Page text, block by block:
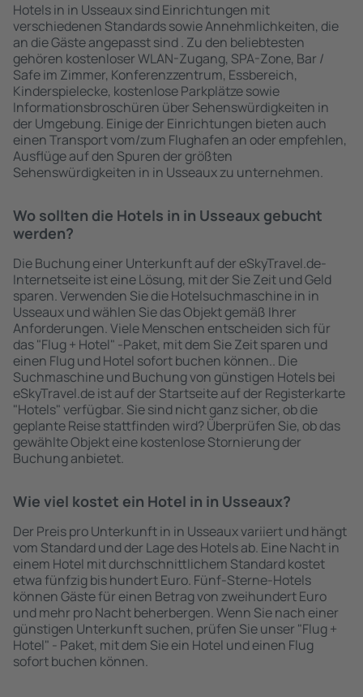
Hotels in in Usseaux sind Einrichtungen mit
verschiedenen Standards sowie Annehmlichkeiten, die
an die Gäste angepasst sind . Zu den beliebtesten
gehören kostenloser WLAN-Zugang, SPA-Zone, Bar /
Safe im Zimmer, Konferenzzentrum, Essbereich,
Kinderspielecke, kostenlose Parkplätze sowie
Informationsbroschüren über Sehenswürdigkeiten in
der Umgebung. Einige der Einrichtungen bieten auch
einen Transport vom/zum Flughafen an oder empfehlen,
Ausflüge auf den Spuren der größten
Sehenswürdigkeiten in in Usseaux zu unternehmen.
Wo sollten die Hotels in in Usseaux gebucht
werden?
Die Buchung einer Unterkunft auf der eSkyTravel.de-
Internetseite ist eine Lösung, mit der Sie Zeit und Geld
sparen. Verwenden Sie die Hotelsuchmaschine in in
Usseaux und wählen Sie das Objekt gemäß Ihrer
Anforderungen. Viele Menschen entscheiden sich für
das "Flug + Hotel" -Paket, mit dem Sie Zeit sparen und
einen Flug und Hotel sofort buchen können.. Die
Suchmaschine und Buchung von günstigen Hotels bei
eSkyTravel.de ist auf der Startseite auf der Registerkarte
"Hotels" verfügbar. Sie sind nicht ganz sicher, ob die
geplante Reise stattfinden wird? Überprüfen Sie, ob das
gewählte Objekt eine kostenlose Stornierung der
Buchung anbietet.
Wie viel kostet ein Hotel in in Usseaux?
Der Preis pro Unterkunft in in Usseaux variiert und hängt
vom Standard und der Lage des Hotels ab. Eine Nacht in
einem Hotel mit durchschnittlichem Standard kostet
etwa fünfzig bis hundert Euro. Fünf-Sterne-Hotels
können Gäste für einen Betrag von zweihundert Euro
und mehr pro Nacht beherbergen. Wenn Sie nach einer
günstigen Unterkunft suchen, prüfen Sie unser "Flug +
Hotel" - Paket, mit dem Sie ein Hotel und einen Flug
sofort buchen können.